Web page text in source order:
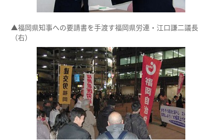
▲福岡県知事への要請書を手渡す福岡県労連・江口謙二議長
（右）